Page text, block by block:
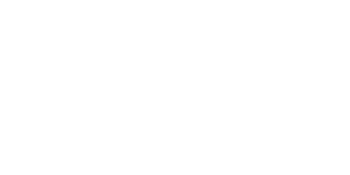
書を作成する方法